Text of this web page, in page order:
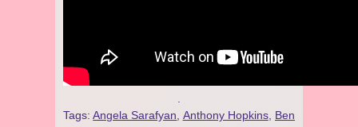
Tags:Angela Sarafyan Anthony Hopkins, Ben